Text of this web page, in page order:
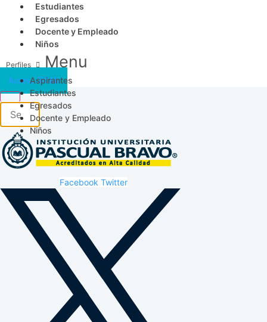
Estudiantes
Egresados
Docente y Empleado
Niños
Menu
Aspirantes
Estudiantes
Egresados
Docente y Empleado
Niños
Acceso SICAU
Facebook Twitter